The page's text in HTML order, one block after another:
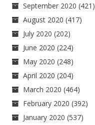
September 2020 (421)
August 2020 (417)
July 2020 (202)
June 2020 (224)
May 2020 (248)
April 2020 (204)
March 2020 (464)
February 2020 (392)
January 2020 (537)